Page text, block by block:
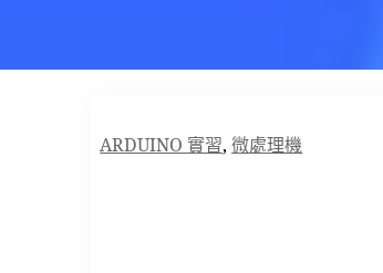
ARDUINO 實習,微處理機